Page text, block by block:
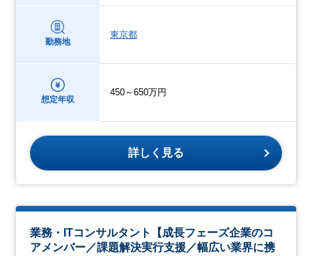
勤務地
東京都
想定年収
450～650万円
詳しく見る
業務・ITコンサルタント【成長フェーズ企業のコ
アメンバー／課題解決実行支援／幅広い業界に携